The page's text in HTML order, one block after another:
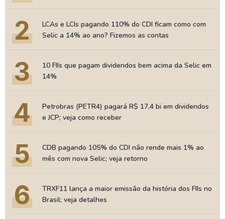
2
LCAs e LCIs pagando 110% do CDI ficam como com
Selic a 14% ao ano? Fizemos as contas
3
10 FIIs que pagam dividendos bem acima da Selic em
14%
4
Petrobras (PETR4) pagará R$ 17,4 bi em dividendos
e JCP; veja como receber
5
CDB pagando 105% do CDI não rende mais 1% ao
mês com nova Selic; veja retorno
6
TRXF11 lança a maior emissão da história dos FIIs no
Brasil; veja detalhes